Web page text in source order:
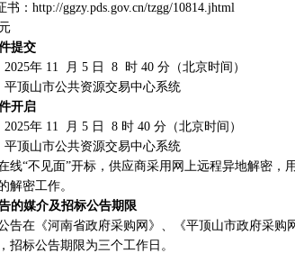
书：http://ggzy.pds.gov.cn/tzgg/10814.jhtml
提交
2025年 11 月 5 日
8 时 40 分（北京时间）
平顶山市公共资源交易中心系统
开启
2025年 11 月 5 日
8 时 40 分（北京时间）
平顶山市公共资源交易中心系统
线“不见面”开标，供应商采用网上远程异地解密
解密工作。
的媒介及招标公告期限
告在《河南省政府采购网》、《平顶山市政府采购
招标公告期限为三个工作日。